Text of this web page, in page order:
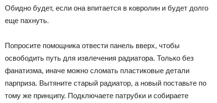
Обидно будет, если она впитается в ковролин и будет долго
еще пахнуть.
Попросите помощника отвести панель вверх, чтобы
освободить путь для извлечения радиатора. Только без
фанатизма, иначе можно сломать пластиковые детали
парприза. Вытяните старый радиатор, а новый поставьте по
тому же принципу. Подключаете патрубки и собираете